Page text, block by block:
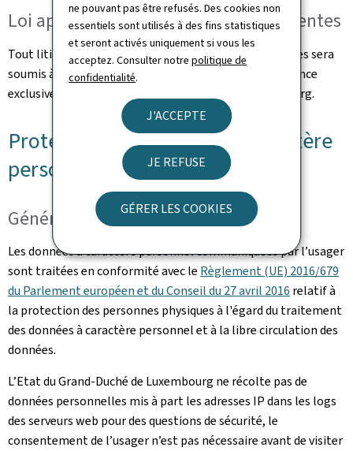
ne pouvant pas être refusés. Des cookies non
essentiels sont utilisés à des fins statistiques
et seront activés uniquement si vous les
acceptez. Consulter notrepolitique de
confidentialité.
J'ACCEPTE
JE REFUSE
GÉRER LES COOKIES
Loi applicable et juridictions compétentes
Tout litige relatif à l'utilisation de ce site et ses Services sera
soumis à la loi luxembourgeoise et sera de la compétence
exclusive des juridictions du Grand-Duché de Luxembourg.
Protection des données à caractère
personnel
Généralités
Les données à caractère personnel communiquées par l’usager
sont traitées en conformité avec le Règlement (UE) 2016/679
du Parlement européen et du Conseil du 27 avril 2016 relatif à
la protection des personnes physiques à l'égard du traitement
des données à caractère personnel et à la libre circulation des
données.
L’Etat du Grand-Duché de Luxembourg ne récolte pas de
données personnelles mis à part les adresses IP dans les logs
des serveurs web pour des questions de sécurité, le
consentement de l’usager n’est pas nécessaire avant de visiter